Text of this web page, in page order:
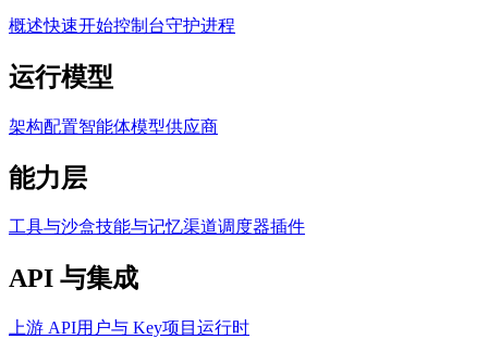
概述快速开始控制台守护进程
运行模型
架构配置智能体模型供应商
能力层
工具与沙盒技能与记忆渠道调度器插件
API 与集成
上游 API用户与 Key项目运行时